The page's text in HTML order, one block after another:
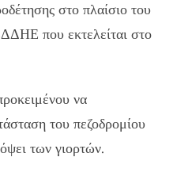
στο πλαίσιο του
που εκτελείται στο
να
του πεζοδρομίου
των γιορτών.